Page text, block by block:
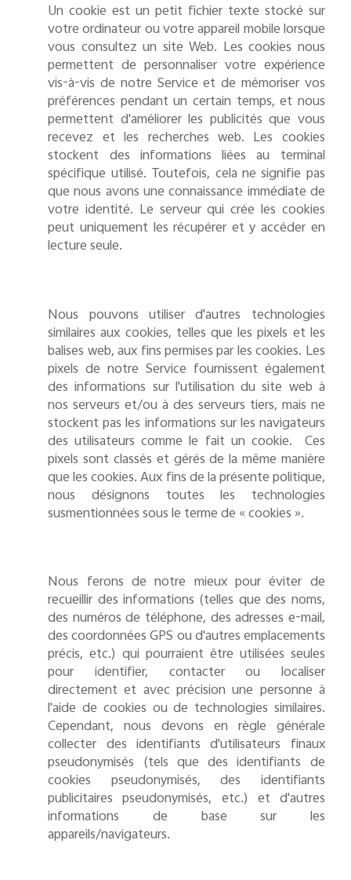
Un cookie est un petit fichier texte stocké sur
votre ordinateur ou votre appareil mobile lorsque
vous consultez un site Web. Les cookies nous
permettent de personnaliser votre expérience
vis-à-vis de notre Service et de mémoriser vos
préférences pendant un certain temps, et nous
permettent d'améliorer les publicités que vous
recevez et les recherches web. Les cookies
stockent des informations liées au terminal
spécifique utilisé. Toutefois, cela ne signifie pas
que nous avons une connaissance immédiate de
votre identité. Le serveur qui crée les cookies
peut uniquement les récupérer et y accéder en
lecture seule.
Nous pouvons utiliser d'autres technologies
similaires aux cookies, telles que les pixels et les
balises web,aux fins permises par les cookies. Les
pixels de notre Service fournissent également
des informations sur l'utilisation du site web à
nos serveurs et/ou à des serveurs tiers, mais ne
stockent pas les informations sur les navigateurs
des utilisateurs comme le fait un cookie. Ces
pixels sont classés et gérés de la même manière
que les cookies. Aux fins de la présente politique,
nous désignons toutes les technologies
susmentionnéessous le terme de « cookies ».
Nous ferons de notre mieux pour éviter de
recueillir des informations (telles que des noms,
des numéros de téléphone, des adresses e-mail,
des coordonnées GPS ou d'autres emplacements
précis, etc.) qui pourraient être utilisées seules
pour identifier, contacter ou localiser
directement et avec précision une personne à
l'aide de cookies ou de technologies similaires.
Cependant, nous devons en règle générale
collecter des identifiants d'utilisateurs finaux
pseudonymisés (tels que des identifiants de
cookies pseudonymisés, des identifiants
publicitaires pseudonymisés, etc.) et d'autres
informations de base sur les
appareils/navigateurs.